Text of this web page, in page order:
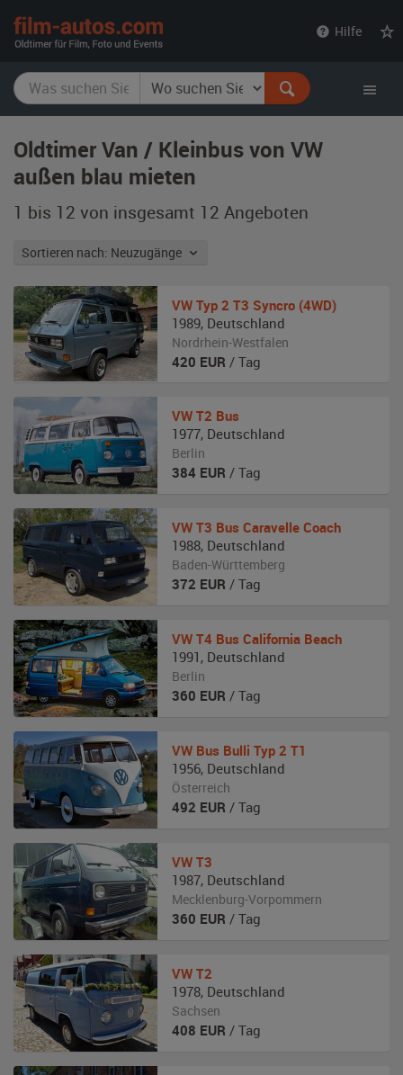
Hilfe
Oldtimer Van / Kleinbus von VW
außen blau mieten
1 bis 12 von insgesamt 12 Angeboten
Sortieren nach: Neuzugänge
VW Typ 2 T3 Syncro (4WD)
1989, Deutschland
Nordrhein-Westfalen
420 EUR / Tag
VW T2 Bus
1977, Deutschland
Berlin
384 EUR / Tag
VW T3 Bus Caravelle Coach
1988, Deutschland
Baden-Württemberg
372 EUR / Tag
VW T4 Bus California Beach
1991 , Deutschland
Berlin
360 EUR / Tag
VW Bus Bulli Typ 2 T1
1956, Deutschland
Österreich
492 EUR / Tag
VW T3
1987, Deutschland
Mecklenburg-Vorpommern
360 EUR / Tag
VW T2
1978, Deutschland
Sachsen
408 EUR / Tag